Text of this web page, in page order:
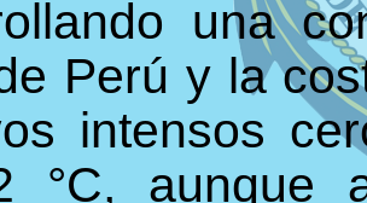
una
Perú y la
intensos
°C, aunque